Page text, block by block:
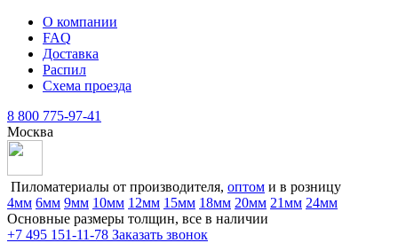
О компании
FAQ
Доставка
Распил
Схема проезда
8 800 775-97-41
Москва
Пиломатериалы от производителя, оптом и в розницу
4мм 6мм 9мм 10мм 12мм 15мм 18мм 20мм 21мм 24мм
Основные размеры толщин, все в наличии
+7 495 151-11-78 Заказать звонок